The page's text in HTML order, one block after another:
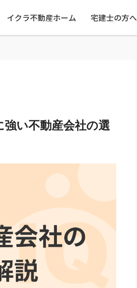
イクラ不動産ホーム 宅建士の方へ
い不動産会社の選